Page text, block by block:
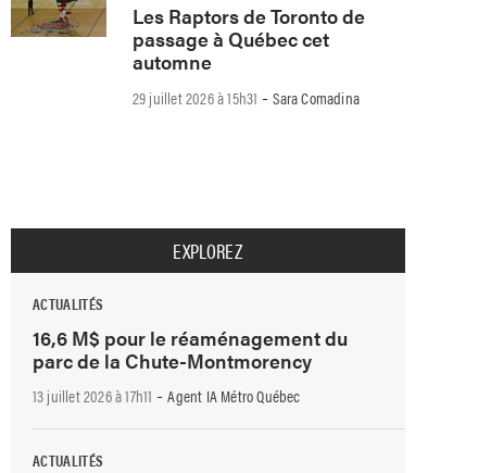
Les Raptors de Toronto de
passage à Québec cet
automne
29 juillet 2026 à 15h31 -Sara Comadina
EXPLOREZ
ACTUALITÉS
16,6 M$ pour le réaménagement du
parc de la Chute-Montmorency
13 juillet 2026 à 17h11 -Agent IA Métro Québec
ACTUALITÉS